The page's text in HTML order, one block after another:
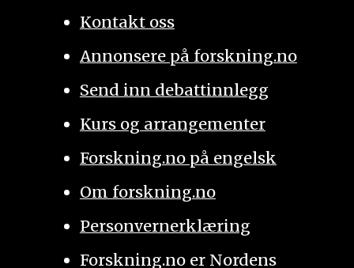
Kontakt oss
Annonsere på forskning.no
Send inn debattinnlegg
Kurs og arrangementer
Forskning.no på engelsk
Om forskning.no
Personvernerklæring
Forskning.no er Nordens